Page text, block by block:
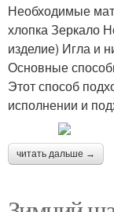
Необходимые
хлопка Зеркало
изделие) Игла и
Основные
Этот способ
исполнении и
читать дальше →